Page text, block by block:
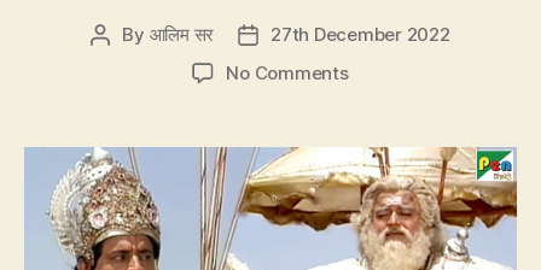
Post
By आलिम सर
Post
date
27th December 2022
No Commentson
वा
कुंजरो’
का
ज़िक्र
महाभारत